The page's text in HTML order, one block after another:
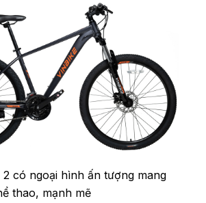
2 có ngoại hình ấn tượng mang
thao, mạnh mẽ